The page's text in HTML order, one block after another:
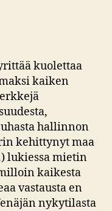
kehittynyt
maa
kuolettaa
kaiken
hallinnon
kehittynyt maa
lukiessa mietin
kaikesta
vastausta en
nykytilasta